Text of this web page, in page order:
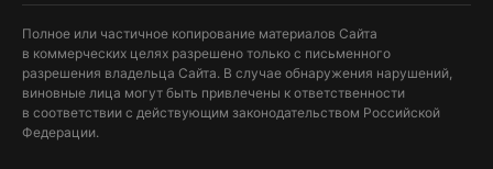
Полное или частичное копирование материалов Сайта
в коммерческих целях разрешено только с письменного
разрешения владельца Сайта. В случае обнаружения нарушений,
виновные лица могут быть привлечены к ответственности
в соответствии с действующим законодательством Российской
Федерации.